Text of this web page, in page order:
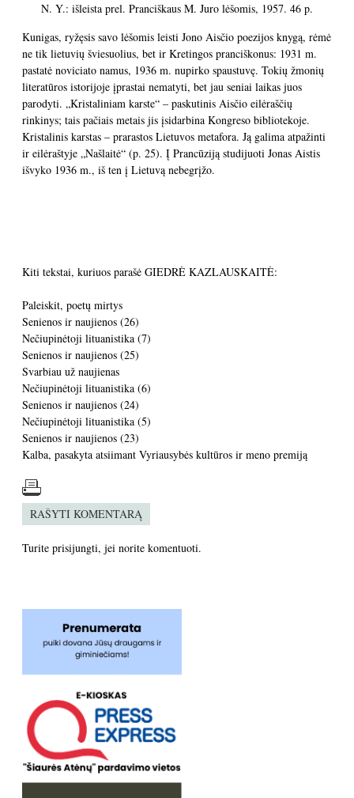
N. Y.: išleista prel. Pranciškaus M. Juro lėšomis, 1957. 46 p.
Kunigas, ryžęsis savo lėšomis leisti Jono Aisčio poezijos knygą, rėmė
ne tik lietuvių šviesuolius, bet ir Kretingos pranciškonus: 1931 m.
pastatė noviciato namus, 1936 m. nupirko spaustuvę. Tokių žmonių
literatūros istorijoje įprastai nematyti, bet jau seniai laikas juos
parodyti. „Kristaliniam karste“ – paskutinis Aisčio eilėraščių
rinkinys; tais pačiais metais jis įsidarbina Kongreso bibliotekoje.
Kristalinis karstas – prarastos Lietuvos metafora. Ją galima atpažinti
ir eilėraštyje „Našlaitė“ (p. 25). Į Prancūziją studijuoti Jonas Aistis
išvyko 1936 m., iš ten į Lietuvą nebegrįžo.
Kiti tekstai, kuriuos parašė GIEDRĖ KAZLAUSKAITĖ:
Paleiskit, poetų mirtys
Senienos ir naujienos (26)
Nečiupinėtoji lituanistika (7)
Senienos ir naujienos (25)
Svarbiau už naujienas
Nečiupinėtoji lituanistika (6)
Senienos ir naujienos (24)
Nečiupinėtoji lituanistika (5)
Senienos ir naujienos (23)
Kalba, pasakyta atsiimant Vyriausybės kultūros ir meno premiją
RAŠYTI KOMENTARĄ
Turite prisijungti, jei norite komentuoti.